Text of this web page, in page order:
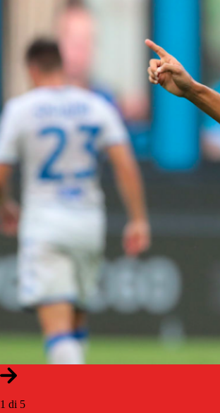
1 di 5